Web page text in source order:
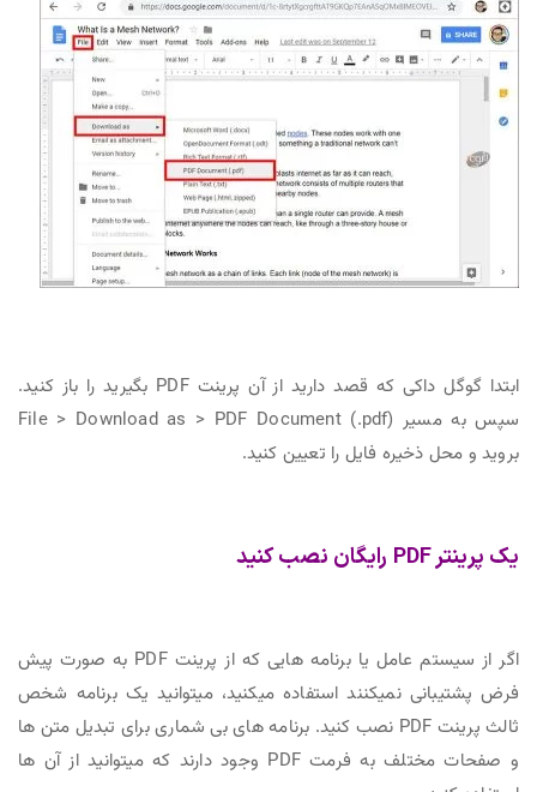
ابتدا گوگل داکی که قصد دارید از آن پرینت PDF بگیرید را باز کنید.
سپس به مسیر (File > Download as > PDF Document (.pdf
بروید و محل ذخیره فایل را تعیین کنید.
یک پرینتر PDF رایگان نصب کنید
اگر از سیستم عامل یا برنامه هایی که از پرینت PDF به صورت پیش
فرض پشتیبانی نمیکنند استفاده میکنید، میتوانید یک برنامه شخص
ثالث پرینت PDF نصب کنید. برنامه های بی شماری برای تبدیل متن ها
و صفحات مختلف به فرمت PDF وجود دارند که میتوانید از آن ها